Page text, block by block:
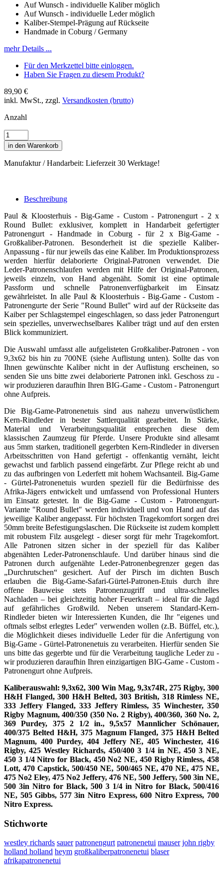
Auf Wunsch - individuelle Kaliber möglich
Auf Wunsch - individuelle Leder möglich
Kaliber-Stempel-Prägung auf Rückseite
Handmade in Coburg / Germany
mehr Details ...
Für den Merkzettel bitte einloggen.
Haben Sie Fragen zu diesem Produkt?
89,90 €
inkl. MwSt., zzgl. Versandkosten (brutto)
Anzahl
in den Warenkorb
Manufaktur / Handarbeit: Lieferzeit 30 Werktage!
Beschreibung
Paul & Kloosterhuis - Big-Game - Custom - Patronengurt - 2 x
Round Bullet: exklusiver, komplett in Handarbeit gefertigter
Patronengurt - Handmade in Coburg - für 2 x Big-Game -
Großkaliber-Patronen. Besonderheit ist die spezielle Kaliber-
Anpassung - für nur jeweils das eine Kaliber. Im Produktionsprozess
werden hierfür delaborierte Original-Patronen verwendet. Die
Leder-Patronenschlaufen werden mit Hilfe der Original-Patronen,
jeweils einzeln, von Hand abgenäht. Somit ist eine optimale
Passform und schnelle Patronenverfügbarkeit im Einsatz
gewährleistet. In alle Paul & Kloosterhuis - Big-Game - Custom -
Patronengurte der Serie "Round Bullet" wird auf der Rückseite das
Kaiber per Schlagstempel eingeschlagen, so dass jeder Patronengurt
sein spezielles, unverwechselbares Kaliber trägt und auf den ersten
Blick kommuniziert.
Die Auswahl umfasst alle aufgelisteten Großkaliber-Patronen - von
9,3x62 bis hin zu 700NE (siehe Auflistung unten). Sollte das von
Ihnen gewünschte Kaliber nicht in der Auflistung erscheinen, so
senden Sie uns bitte zwei delaborierte Patronen inkl. Geschoss zu -
wir produzieren daraufhin Ihren BIG-Game - Custom - Patronengurt
ohne Aufpreis.
Die Big-Game-Patronenetuis sind aus nahezu unverwüstlichem
Kern-Rindleder in bester Sattlerqualität gearbeitet. In Stärke,
Material und Verarbeitungsqualität entsprechen diese dem
klassischen Zaumzeug für Pferde. Unsere Produkte sind allesamt
aus 5mm starken, traditionell gegerbten Kern-Rindleder in diversen
Arbeitsschritten von Hand gefertigt - offenkantig vernäht, leicht
gewachst und farblich passend eingefärbt. Zur Pflege reicht ab und
zu das aufbringen von Lederfett mit hohem Wachsanteil. Big-Game
- Gürtel-Patronenetuis wurden speziell für die Bedürfnisse des
Afrika-Jägers entwickelt und umfassend von Professional Hunters
im Einsatz getestet. In die Big-Game - Custom - Patronengurt-
Variante "Round Bullet" werden individuell und von Hand auf das
jeweilige Kaliber angepasst. Für höchsten Tragekomfort sorgen drei
50mm breite Befestigungslaschen. Die Rückseite ist zudem komplett
mit robustem Filz ausgelegt - dieser sorgt für mehr Tragekomfort.
Alle Patronen sitzen sicher in der speziell für das Kaliber
abgenähten Leder-Patronenschlaufe. Und darüber hinaus sind die
Patronen durch aufgenähte Leder-Patronenbegrenzer gegen das
„Durchrutschen“ gesichert. Auf der Pirsch im dichten Busch
erlauben die Big-Game-Safari-Gürtel-Patronen-Etuis durch ihre
offene Bauweise stets Patronenzugriff und ultra-schnelles
Nachladen – bei gleichzeitig hoher Feuerkraft – ideal für die Jagd
auf gefährliches Großwild. Neben unserem Standard-Kern-
Rindleder bieten wir Interessierten Kunden, die Ihr "eigenes und
oftmals selbst erlegtes Leder" verwenden wollen (z.B. Büffel, etc.),
die Möglichkeit dieses individuelle Leder für die Anfertigung von
Big-Game - Gürtel-Patronenetuis zu verarbeiten. Hierfür senden Sie
uns bitte das gegerbte und für die Verarbeitung taugliche Leder zu -
wir produzieren daraufhin Ihren einzigartigen BIG-Game - Custom -
Patronengurt ohne Aufpreis.
Kaliberauswahl: 9,3x62, 300 Win Mag, 9,3x74R, 275 Rigby, 300
H&H Flanged, 300 H&H Belted, 303 British, 318 Rimless NE,
333 Jeffery Flanged, 333 Jeffery Rimless, 35 Winchester, 350
Rigby Magnum, 400/350 (350 No. 2 Rigby), 400/360, 360 No. 2,
369 Purdey, 375 2 1/2 in., 9,5x57 Mannlicher Schönauer,
400/375 Belted H&H, 375 Magnum Flanged, 375 H&H Belted
Magnum, 400 Purdey, 404 Jeffery NE, 405 Winchester, 416
Rigby, 425 Westley Richards, 450/400 3 1/4 in NE, 450 3 NE,
450 3 1/4 Nitro for Black, 450 No2 NE, 450 Rigby Rimless, 458
Lott, 470 Capstick, 500/450 NE, 500/465 NE, 470 NE, 475 NE,
475 No2 Eley, 475 No2 Jeffery, 476 NE, 500 Jeffery, 500 3in NE,
500 3in Nitro for Black, 500 3 1/4 in Nitro for Black, 500/416
NE, 505 Gibbs, 577 3in Nitro Express, 600 Nitro Express, 700
Nitro Express.
Stichworte
westley richards sauer patronengurt patronenetui mauser john rigby
holland holland heym großkaliberpatronenetui blaser
afrikapatronenetui